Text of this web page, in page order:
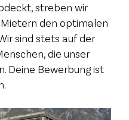
streben wir
den optimalen
sind stets auf der
die unser
Deine Bewerbung ist